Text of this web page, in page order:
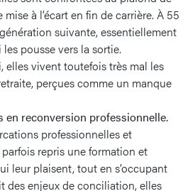
à l’écart en fin de carrière. À 55
suivante, essentiellement
pousse vers la sortie.
elles vivent toutefois très mal les
perçues comme un manque
en reconversion professionnelle.
professionnelles et
repris une formation et
leur plaisent, tout en s’occupant
des enjeux de conciliation, elles